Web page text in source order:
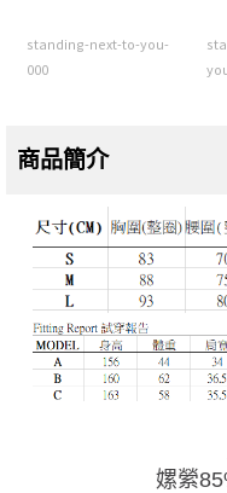
standing-next-to-you-
000
商品簡介
嫘縈